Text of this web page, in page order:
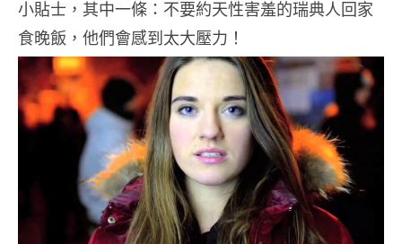
小貼士，其中一條：不要約天性害羞的瑞典人回家
食晚飯，他們會感到太大壓力！